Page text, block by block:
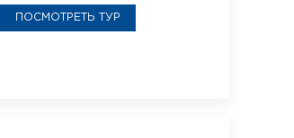
ПОСМОТРЕТЬ ТУР